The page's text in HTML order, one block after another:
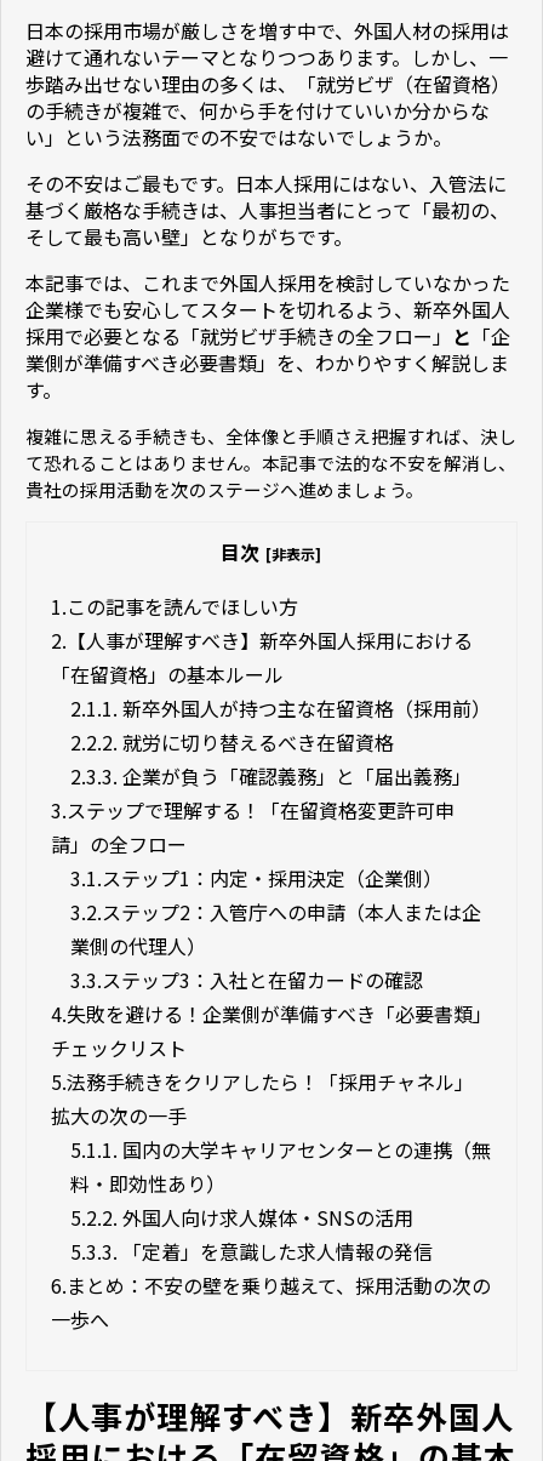
日本の採用市場が厳しさを増す中で、外国人材の採用は
避けて通れないテーマとなりつつあります。しかし、一
歩踏み出せない理由の多くは、「就労ビザ（在留資格）
の手続きが複雑で、何から手を付けていいか分からな
い」という法務面での不安ではないでしょうか。
その不安はご最もです。日本人採用にはない、入管法に
基づく厳格な手続きは、人事担当者にとって「最初の、
そして最も高い壁」となりがちです。
本記事では、これまで外国人採用を検討していなかった
企業様でも安心してスタートを切れるよう、新卒外国人
採用で必要となる「就労ビザ手続きの全フロー」 と 「企
業側が準備すべき必要書類」を、わかりやすく解説しま
す。
複雑に思える手続きも、全体像と手順さえ把握すれば、決し
て恐れることはありません。本記事で法的な不安を解消し、
貴社の採用活動を次のステージへ進めましょう。
目次 [非表示]
1.この記事を読んでほしい方
2. 【人事が理解すべき】新卒外国人採用における
「在留資格」の基本ルール
2.1.1. 新卒外国人が持つ主な在留資格（採用前）
2.2.2. 就労に切り替えるべき在留資格
2.3.3. 企業が負う「確認義務」と「届出義務」
3.ステップで理解する！「在留資格変更許可申
請」の全フロー
3.1.ステップ1：内定・採用決定（企業側）
3.2.ステップ2：入管庁への申請（本人または企
業側の代理人）
3.3.ステップ3：入社と在留カードの確認
4.失敗を避ける！企業側が準備すべき「必要書類」
チェックリスト
5.法務手続きをクリアしたら！「採用チャネル」
拡大の次の一手
5.1.1. 国内の大学キャリアセンターとの連携（無
料・即効性あり）
5.2.2. 外国人向け求人媒体・SNSの活用
5.3.3. 「定着」を意識した求人情報の発信
6.まとめ：不安の壁を乗り越えて、採用活動の次の
一歩へ
【人事が理解すべき】新卒外国人